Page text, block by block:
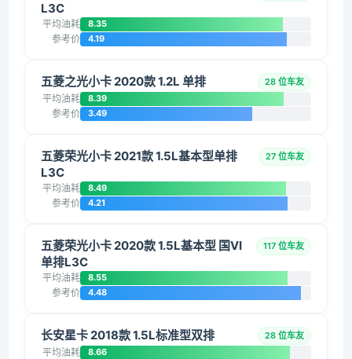
L3C
平均油耗 8.35
参考价 4.19
五菱之光小卡 2020款 1.2L 单排 28 位车友
平均油耗 8.39
参考价 3.49
五菱荣光小卡 2021款 1.5L基本型单排
L3C
27 位车友
平均油耗 8.49
参考价 4.21
五菱荣光小卡 2020款 1.5L基本型 国VI
单排L3C
117 位车友
平均油耗 8.55
参考价 4.48
长安星卡 2018款 1.5L标准型双排 28 位车友
平均油耗 8.66